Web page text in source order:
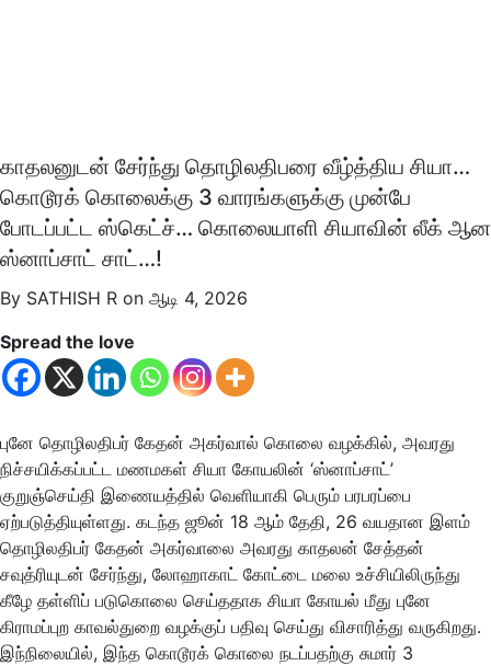
காதலனுடன் சேர்ந்து தொழிலதிபரை வீழ்த்திய சியா…
கொடூரக் கொலைக்கு 3 வாரங்களுக்கு முன்பே
போடப்பட்ட ஸ்கெட்ச்… கொலையாளி சியாவின் லீக் ஆன
ஸ்னாப்சாட் சாட்…!
By SATHISH R on ஆடி 4, 2026
Spread the love
புனே தொழிலதிபர் கேதன் அகர்வால் கொலை வழக்கில், அவரது
நிச்சயிக்கப்பட்ட மணமகள் சியா கோயலின் ‘ஸ்னாப்சாட்’
குறுஞ்செய்தி இணையத்தில் வெளியாகி பெரும் பரபரப்பை
ஏற்படுத்தியுள்ளது. கடந்த ஜூன் 18 ஆம் தேதி, 26 வயதான இளம்
தொழிலதிபர் கேதன் அகர்வாலை அவரது காதலன் சேத்தன்
சவுத்ரியுடன் சேர்ந்து, லோஹாகாட் கோட்டை மலை உச்சியிலிருந்து
கீழே தள்ளிப் படுகொலை செய்ததாக சியா கோயல் மீது புனே
கிராமப்புற காவல்துறை வழக்குப் பதிவு செய்து விசாரித்து வருகிறது.
இந்நிலையில், இந்த கொடூரக் கொலை நடப்பதற்கு சுமார் 3